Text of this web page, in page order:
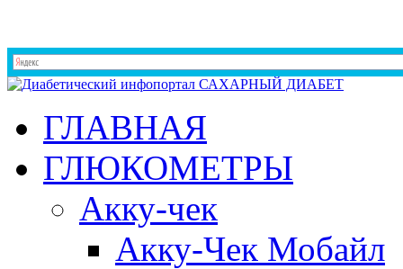
ГЛАВНАЯ
ГЛЮКОМЕТРЫ
Акку-чек
Акку-Чек Мобайл